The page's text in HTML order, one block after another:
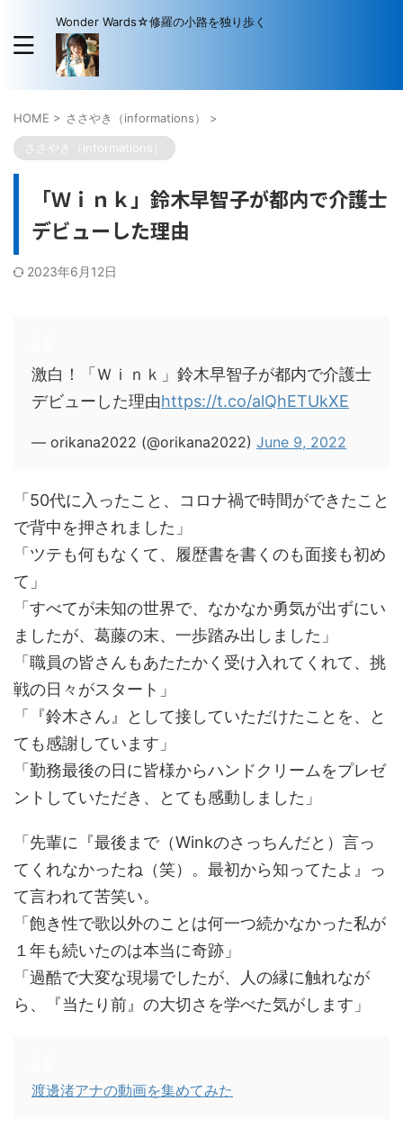
Wonder Wards☆修羅の小路を独り歩く
HOME > ささやき（informations） >
ささやき（informations）
「Ｗｉｎｋ」鈴木早智子が都内で介護士
デビューした理由
2023年6月12日
激白！「Ｗｉｎｋ」鈴木早智子が都内で介護士
デビューした理由https://t.co/alQhETUkXE
— orikana2022 (@orikana2022) June 9, 2022
「50代に入ったこと、コロナ禍で時間ができたこと
で背中を押されました」
「ツテも何もなくて、履歴書を書くのも面接も初め
て」
「すべてが未知の世界で、なかなか勇気が出ずにい
ましたが、葛藤の末、一歩踏み出しました」
「職員の皆さんもあたたかく受け入れてくれて、挑
戦の日々がスタート」
「『鈴木さん』として接していただけたことを、と
ても感謝しています」
「勤務最後の日に皆様からハンドクリームをプレゼ
ントしていただき、とても感動しました」
「先輩に『最後まで（Winkのさっちんだと）言っ
てくれなかったね（笑）。最初から知ってたよ』っ
て言われて苦笑い。
「飽き性で歌以外のことは何一つ続かなかった私が
１年も続いたのは本当に奇跡」
「過酷で大変な現場でしたが、人の縁に触れなが
ら、『当たり前』の大切さを学べた気がします」
渡邊渚アナの動画を集めてみた